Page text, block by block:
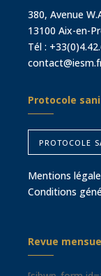
380, Avenue
13100 Aix-en-
Tél :
Protocole
protocole
Mentions
Conditions
Revue